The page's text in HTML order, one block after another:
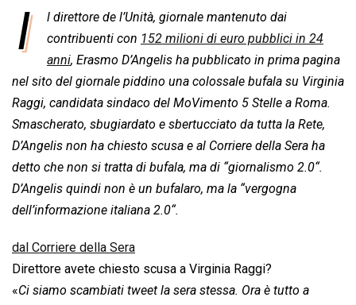
o
o
k
a
t
s
A
p
p
n
k
e
d
I
n
r
e
a
d
s
a
i
l
p
y
L
i
n
k
i
n
t
I
l direttore de l’Unità, giornale mantenuto dai
contribuenti con 152 milioni di euro pubblici in 24
anni, Erasmo D’Angelis ha pubblicato in prima pagina
nel sito del giornale piddino una colossale bufala su Virginia
Raggi, candidata sindaco del MoVimento 5 Stelle a Roma.
Smascherato, sbugiardato e sbertucciato da tutta la Rete,
D’Angelis non ha chiesto scusa e al Corriere della Sera ha
detto che non si tratta di bufala, ma di “giornalismo 2.0“.
D’Angelis quindi non è un bufalaro, ma la “vergogna
dell’informazione italiana 2.0“.
dal Corriere della Sera
Direttore avete chiesto scusa a Virginia Raggi?
«Ci siamo scambiati tweet la sera stessa. Ora è tutto a